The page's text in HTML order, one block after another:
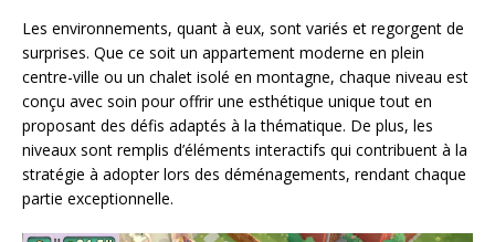
Les environnements, quant à eux, sont variés et regorgent de
surprises. Que ce soit un appartement moderne en plein
centre-ville ou un chalet isolé en montagne, chaque niveau est
conçu avec soin pour offrir une esthétique unique tout en
proposant des défis adaptés à la thématique. De plus, les
niveaux sont remplis d’éléments interactifs qui contribuent à la
stratégie à adopter lors des déménagements, rendant chaque
partie exceptionnelle.